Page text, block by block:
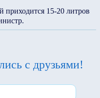
приходится 15-20 литров
с друзьями!